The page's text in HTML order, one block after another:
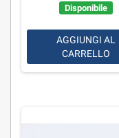
Disponibile
AGGIUNGI AL
CARRELLO